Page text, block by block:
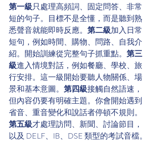
第一級只處理高頻詞、固定問答、非常
短的句子。目標不是全懂，而是聽到熟
悉聲音就能即時反應。 第二級加入日常
短句，例如時間、購物、問路、自我介
紹。開始訓練從完整句子抓重點。 第三
級進入情境對話，例如餐廳、學校、旅
行安排。這一級開始要聽人物關係、場
景和基本意圖。 第四級接觸自然語速，
但內容仍要有明確主題。你會開始遇到
省音、重音變化和說話者停頓不規則。
第五級才處理訪問、新聞、討論節目，
以及 DELF、IB、DSE 類型的考試音檔。